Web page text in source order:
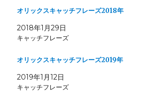
オリックスキャッチフレーズ2018年
2018年1月29日
キャッチフレーズ
オリックスキャッチフレーズ2019年
2019年1月12日
キャッチフレーズ